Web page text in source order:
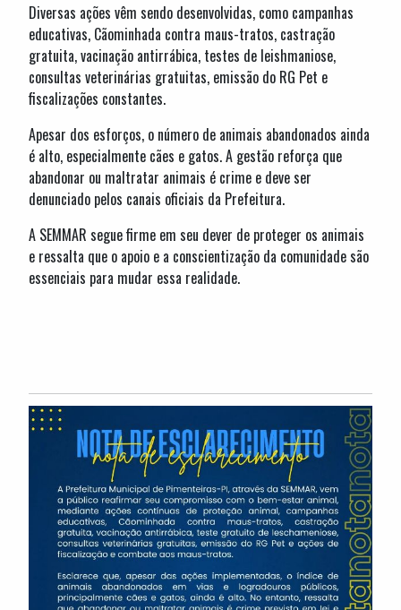
Diversas ações vêm sendo desenvolvidas, como campanhas
educativas, Cãominhada contra maus-tratos, castração
gratuita, vacinação antirrábica, testes de leishmaniose,
consultas veterinárias gratuitas, emissão do RG Pet e
fiscalizações constantes.
Apesar dos esforços, o número de animais abandonados ainda
é alto, especialmente cães e gatos. A gestão reforça que
abandonar ou maltratar animais é crime e deve ser
denunciado pelos canais oficiais da Prefeitura.
A SEMMAR segue firme em seu dever de proteger os animais
e ressalta que o apoio e a conscientização da comunidade são
essenciais para mudar essa realidade.